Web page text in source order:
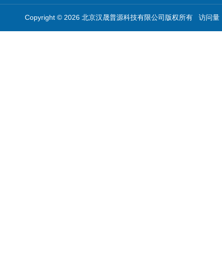
Copyright © 2026 北京汉晟普源科技有限公司版权所有 访问量